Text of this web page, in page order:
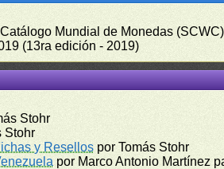
Mundial de Monedas
(13ra edición - 2019)
Stohr
Stohr
y Resellos por Tomás Stohr
por Marco Antonio Martínez